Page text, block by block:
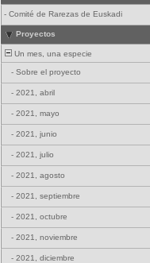
- Comité de Rarezas de Euskadi
Proyectos
Un mes, una especie
- Sobre el proyecto
- 2021, abril
- 2021, mayo
- 2021, junio
- 2021, julio
- 2021, agosto
- 2021, septiembre
- 2021, octubre
- 2021, noviembre
- 2021, diciembre